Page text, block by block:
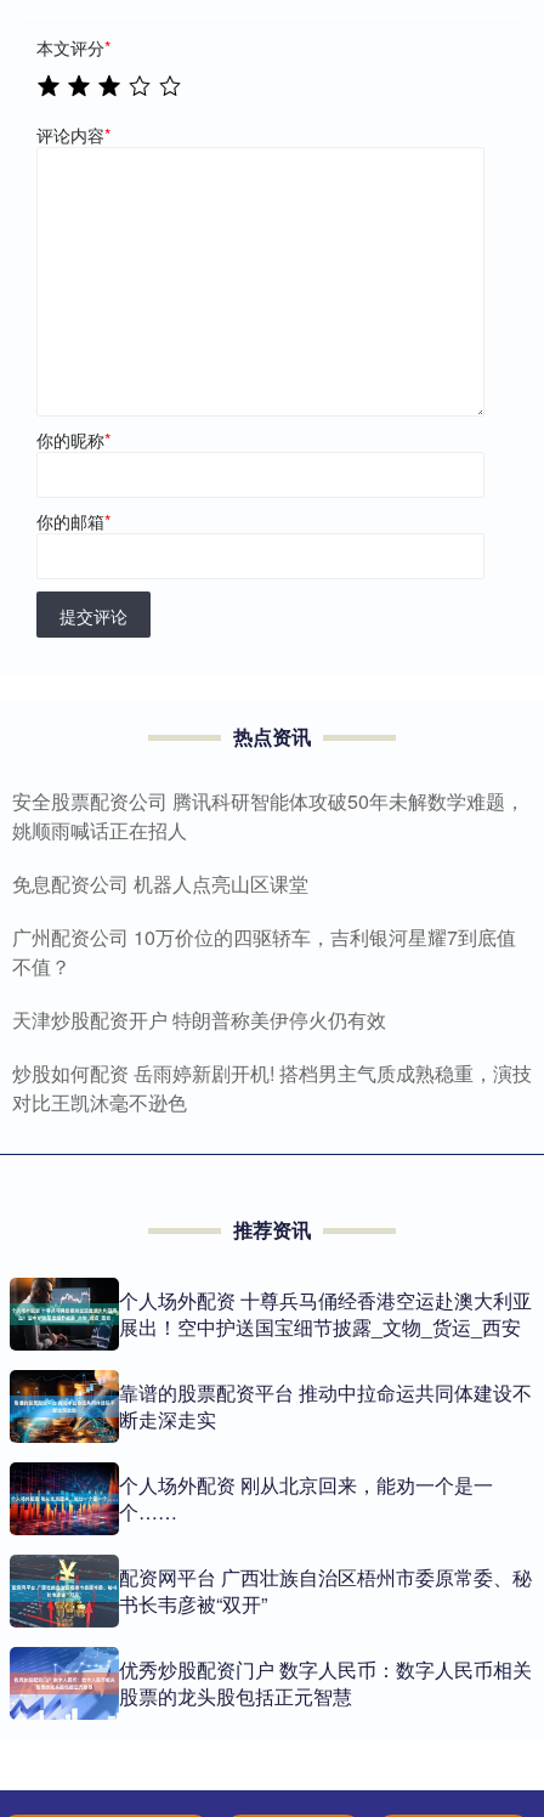
本文评分*
评论内容*
你的昵称*
你的邮箱*
提交评论
热点资讯
安全股票配资公司 腾讯科研智能体攻破50年未解数学难题，
姚顺雨喊话正在招人
免息配资公司 机器人点亮山区课堂
广州配资公司 10万价位的四驱轿车，吉利银河星耀7到底值
不值？
天津炒股配资开户 特朗普称美伊停火仍有效
炒股如何配资 岳雨婷新剧开机! 搭档男主气质成熟稳重，演技
对比王凯沐毫不逊色
推荐资讯
个人场外配资 十尊兵马俑经香港空运赴澳大利亚
展出！空中护送国宝细节披露_文物_货运_西安
靠谱的股票配资平台 推动中拉命运共同体建设不
断走深走实
个人场外配资 刚从北京回来，能劝一个是一
个……
配资网平台 广西壮族自治区梧州市委原常委、秘
书长韦彦被“双开”
优秀炒股配资门户 数字人民币：数字人民币相关
股票的龙头股包括正元智慧